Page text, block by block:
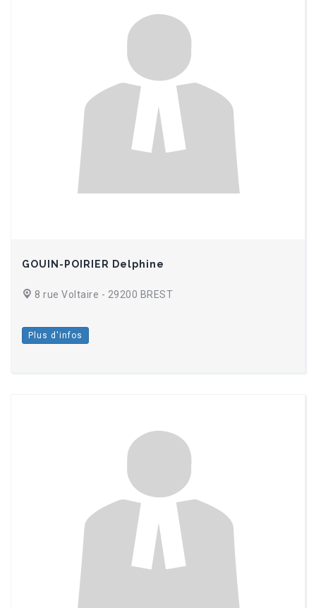
GOUIN-POIRIER Delphine
8 rue Voltaire - 29200 BREST
Plus d'infos